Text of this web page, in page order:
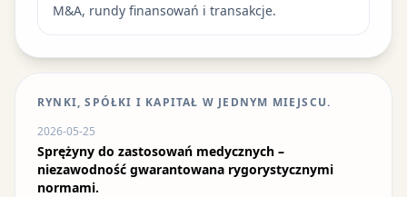
M&A, rundy finansowań i transakcje.
RYNKI, SPÓŁKI I KAPITAŁ W JEDNYM MIEJSCU.
2026-05-25
Sprężyny do zastosowań medycznych –
niezawodność gwarantowana rygorystycznymi
normami.